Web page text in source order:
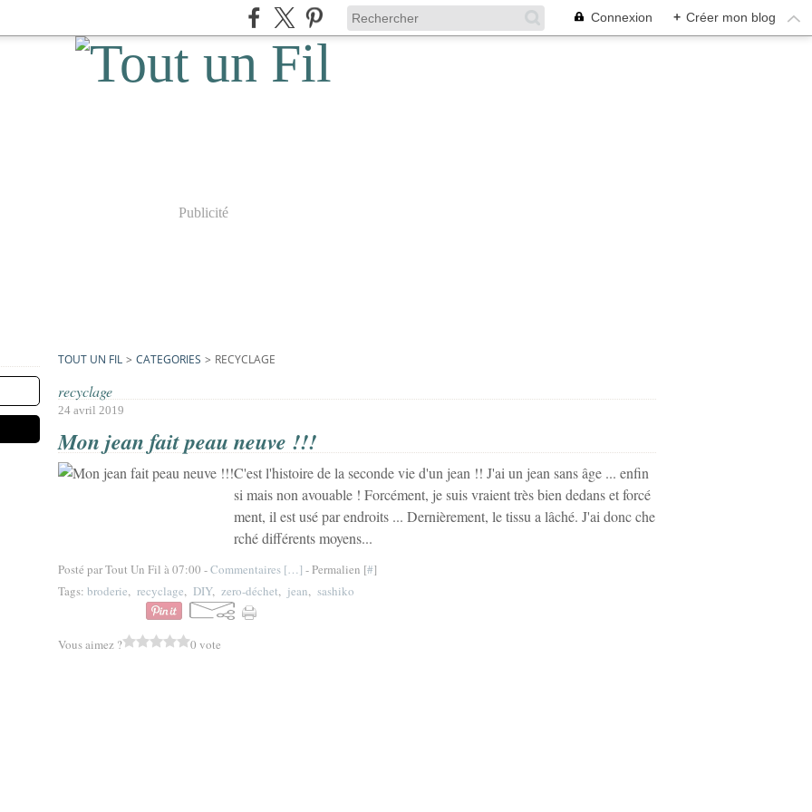
Connexion + Créer mon blog
Publicité
TOUT UN FIL > CATEGORIES > RECYCLAGE
recyclage
24 avril 2019
Mon jean fait peau neuve !!!
C'est l'histoire de la seconde vie d'un jean !! J'ai un jean sans âge ... enfin
si mais non avouable ! Forcément, je suis vraient très bien dedans et forcé
ment, il est usé par endroits ... Dernièrement, le tissu a lâché. J'ai donc che
rché différents moyens...
Posté par Tout Un Fil à 07:00 -Commentaires […] - Permalien [#]
Tags: broderie, recyclage, DIY, zero-déchet, jean, sashiko
Vous aimez ? 0 vote